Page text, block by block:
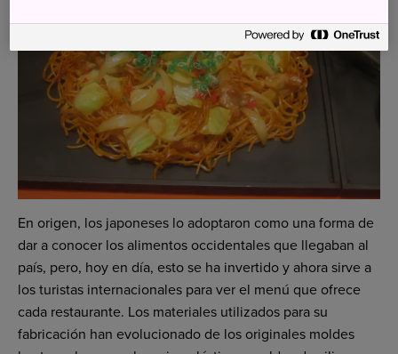
En origen, los japoneses lo adoptaron como una forma de
dar a conocer los alimentos occidentales que llegaban al
país, pero, hoy en día, esto se ha invertido y ahora sirve a
los turistas internacionales para ver el menú que ofrece
cada restaurante. Los materiales utilizados para su
fabricación han evolucionado de los originales moldes